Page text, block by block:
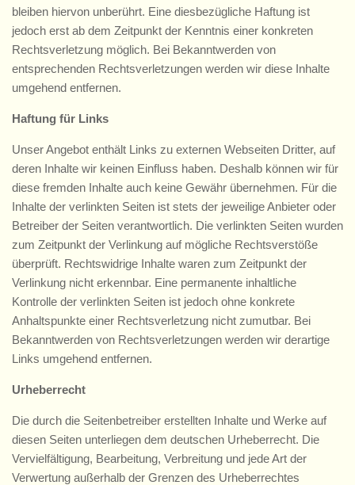
bleiben hiervon unberührt. Eine diesbezügliche Haftung ist
jedoch erst ab dem Zeitpunkt der Kenntnis einer konkreten
Rechtsverletzung möglich. Bei Bekanntwerden von
entsprechenden Rechtsverletzungen werden wir diese Inhalte
umgehend entfernen.
Haftung für Links
Unser Angebot enthält Links zu externen Webseiten Dritter, auf
deren Inhalte wir keinen Einfluss haben. Deshalb können wir für
diese fremden Inhalte auch keine Gewähr übernehmen. Für die
Inhalte der verlinkten Seiten ist stets der jeweilige Anbieter oder
Betreiber der Seiten verantwortlich. Die verlinkten Seiten wurden
zum Zeitpunkt der Verlinkung auf mögliche Rechtsverstöße
überprüft. Rechtswidrige Inhalte waren zum Zeitpunkt der
Verlinkung nicht erkennbar. Eine permanente inhaltliche
Kontrolle der verlinkten Seiten ist jedoch ohne konkrete
Anhaltspunkte einer Rechtsverletzung nicht zumutbar. Bei
Bekanntwerden von Rechtsverletzungen werden wir derartige
Links umgehend entfernen.
Urheberrecht
Die durch die Seitenbetreiber erstellten Inhalte und Werke auf
diesen Seiten unterliegen dem deutschen Urheberrecht. Die
Vervielfältigung, Bearbeitung, Verbreitung und jede Art der
Verwertung außerhalb der Grenzen des Urheberrechtes